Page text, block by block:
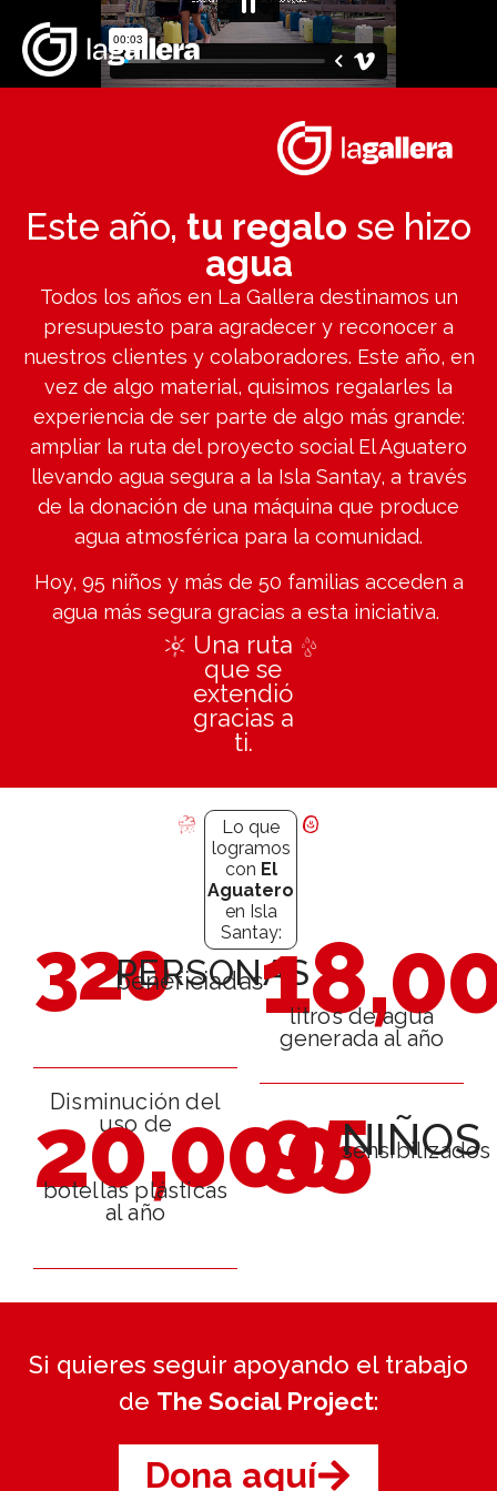
Este año, tu regalo se hizo
agua
Todos los años en La Gallera destinamos un
presupuesto para agradecer y reconocer a
nuestros clientes y colaboradores. Este año, en
vez de algo material, quisimos regalarles la
experiencia de ser parte de algo más grande:
ampliar la ruta del proyecto social El Aguatero
llevando agua segura a la Isla Santay, a través
de la donación de una máquina que produce
agua atmosférica para la comunidad.
Hoy, 95 niños y más de 50 familias acceden a
agua más segura gracias a esta iniciativa.
Una ruta
que se
extendió
gracias a
ti.
Lo que
logramos
con El
Aguatero
en Isla
Santay:
320PERSONAS
beneficiadas
Disminución del
uso de
20,000
botellas plásticas
al año
litros de agua
generada al año
95NIÑOS
sensibilizados
Si quieres seguir apoyando el trabajo
de The Social Project:
Dona aquí